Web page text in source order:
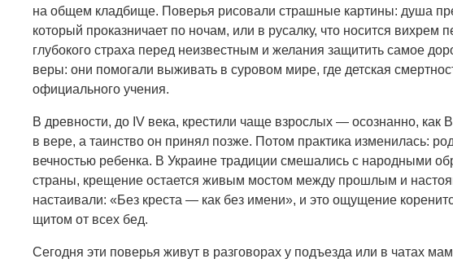
на общем кладбище. Поверья рисовали страшные картины: душа
который проказничает по ночам, или в русалку, что носится вихрем
глубокого страха перед неизвестным и желания защитить самое
веры: они помогали выживать в суровом мире, где детская
официального учения.
В древности, до IV века, крестили чаще взрослых — осознанно, как
в вере, а таинство он принял позже. Потом практика изменилась:
вечностью ребенка. В Украине традиции смешались с народными
страны, крещение остается живым мостом между прошлым и
настаивали: «Без креста — как без имени», и это ощущение
щитом от всех бед.
Сегодня эти поверья живут в разговорах у подъезда или в чатах